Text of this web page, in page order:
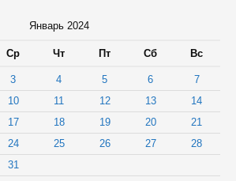
Январь 2024
Ср Чт Пт Сб Вс
3 4 5 6
7
10 11 12 13
14
17 18 19 20
21
24 25 26 27
28
31